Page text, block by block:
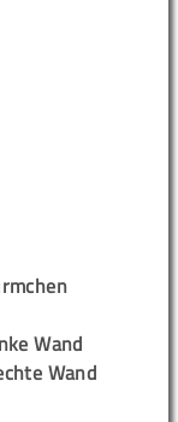
Wand
Wand